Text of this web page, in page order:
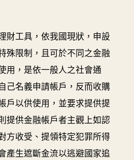
財工具，依我國現狀，申設
殊限制，且可於不同之金融
用，是依一般人之社會通
己名義申請帳戶，反而收購
戶以供使用，並要求提供提
提供金融帳戶者主觀上如認
方收受、提領特定犯罪所得
產生遮斷金流以逃避國家追